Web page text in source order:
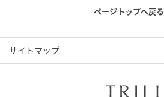
ページトップへ戻る
サイトマップ